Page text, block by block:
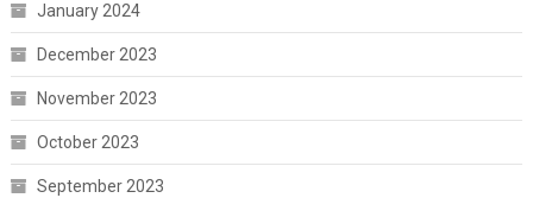
January 2024
December 2023
November 2023
October 2023
September 2023